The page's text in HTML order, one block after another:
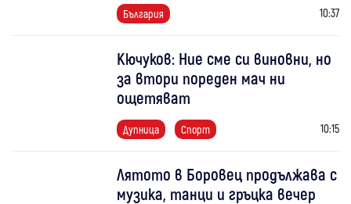
България 10:37
Кючуков: Ние сме си виновни, но
за втори пореден мач ни
ощетяват
Дупница Спорт 10:15
Лятото в Боровец продължава с
музика, танци и гръцка вечер